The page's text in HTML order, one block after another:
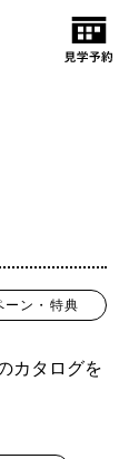
ーン・特典
カタログを